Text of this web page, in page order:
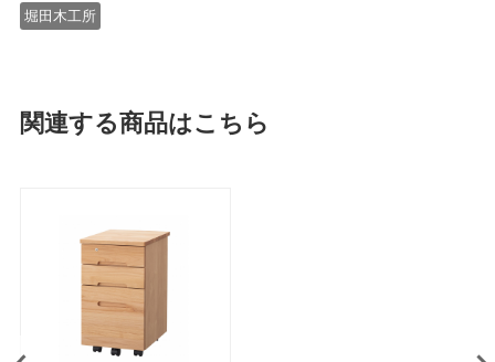
堀田木工所
関連する商品はこちら